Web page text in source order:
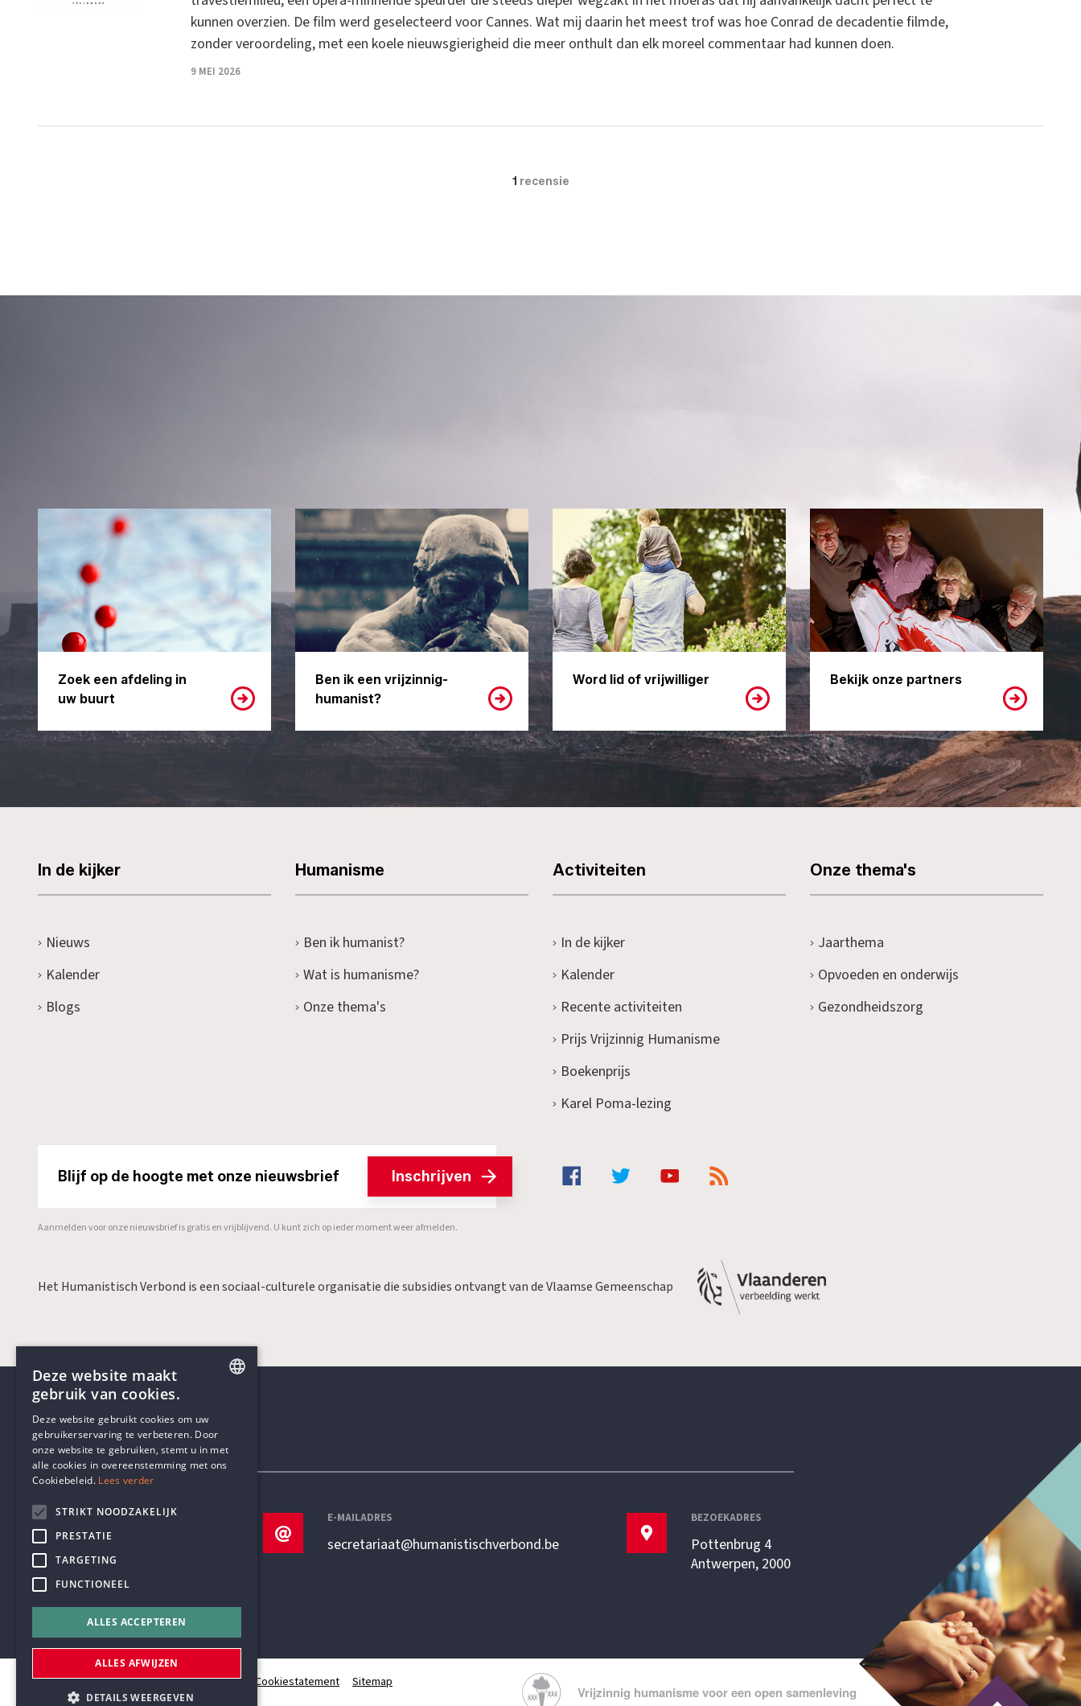
kunnen overzien. De film werd geselecteerd voor Cannes. Wat mij daarin het meest trof was hoe Conrad de decadentie filmde,
zonder veroordeling, met een koele nieuwsgierigheid die meer onthult dan elk moreel commentaar had kunnen doen.
9 MEI 2026
1 recensie
Zoek een afdeling in
uw buurt
Ben ik een vrijzinnig-
humanist?
Word lid of vrijwilliger Bekijk onze partners
In de kijker
Nieuws
Kalender
Blogs
Humanisme
Ben ik humanist?
Wat is humanisme?
Onze thema's
Activiteiten
In de kijker
Kalender
Recente activiteiten
Prijs Vrijzinnig Humanisme
Boekenprijs
Karel Poma-lezing
Onze thema's
Jaarthema
Opvoeden en onderwijs
Gezondheidszorg
Blijf op de hoogte met onze nieuwsbrief Inschrijven
Aanmelden voor onze nieuwsbrief is gratis en vrijblijvend. U kunt zich op ieder moment weer afmelden.
Het Humanistisch Verbond is een sociaal-culturele organisatie die subsidies ontvangt van de Vlaamse Gemeenschap
Contactgegevens
TELEFOON
+32 3 233 70 32
E-MAILADRES
secretariaat@humanistischverbond.be
BEZOEKADRES
Pottenbrug 4
Antwerpen, 2000
© Humanistisch Verbond 2026 Privacy Cookiestatement Sitemap
#codedwithlove byCodelines
DUTCH
Deze website maakt
gebruik van cookies.
Deze website gebruikt cookies om uw
gebruikerservaring te verbeteren. Door
onze website te gebruiken, stemt u in met
alle cookies in overeenstemming met ons
Cookiebeleid. Lees verder
STRIKT NOODZAKELIJK
PRESTATIE
TARGETING
FUNCTIONEEL
ALLES ACCEPTEREN
ALLES AFWIJZEN
DETAILS WEERGEVEN